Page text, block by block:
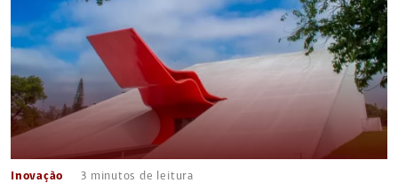
Inovação 3 minutos de leitura